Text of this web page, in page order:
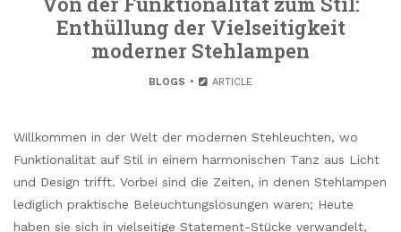
Enthüllung der Vielseitigkeit
moderner Stehlampen
BLOGS ARTICLE
Willkommen in der Welt der modernen Stehleuchten, wo
Funktionalität auf Stil in einem harmonischen Tanz aus Licht
und Design trifft. Vorbei sind die Zeiten, in denen Stehlampen
lediglich praktische Beleuchtungslösungen waren; Heute
haben sie sich in vielseitige Statement-Stücke verwandelt,